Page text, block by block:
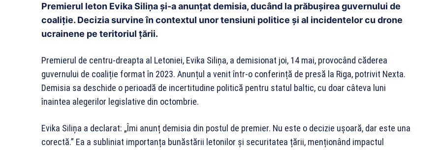
Premierul leton Evika Siliņa și-a anunțat demisia, ducând la prăbușirea guvernului de
coaliție. Decizia survine în contextul unor tensiuni politice și al incidentelor cu drone
ucrainene pe teritoriul țării.
Premierul de centru-dreapta al Letoniei, Evika Siliņa, a demisionat joi, 14 mai, provocând căderea
guvernului de coaliție format în 2023. Anunțul a venit într-o conferință de presă la Riga, potrivit Nexta.
Demisia sa deschide o perioadă de incertitudine politică pentru statul baltic, cu doar câteva luni
înaintea alegerilor legislative din octombrie.
Evika Siliņa a declarat: „Îmi anunț demisia din postul de premier. Nu este o decizie ușoară, dar este una
corectă.” Ea a subliniat importanța bunăstării letonilor și securitatea țării, menționând impactul